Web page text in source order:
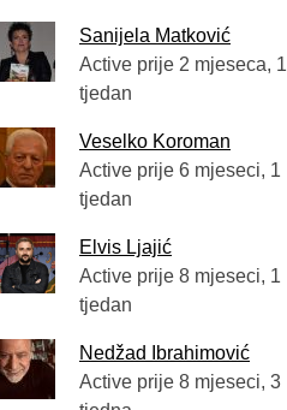
Sanijela Matković
Active prije 2 mjeseca, 1
tjedan
Veselko Koroman
Active prije 6 mjeseci, 1
tjedan
Elvis Ljajić
Active prije 8 mjeseci, 1
tjedan
Nedžad Ibrahimović
Active prije 8 mjeseci, 3